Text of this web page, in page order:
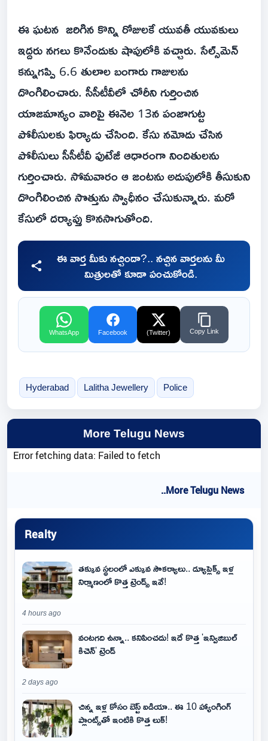
ఈ ఘటన జరిగిన కొన్ని రోజులకే యువతీ యువకులు
ఇద్దరు నగలు కొనేందుకు షాపులోకి వచ్చారు. సేల్స్‌మెన్
కన్నుగప్పి 6.6 తులాల బంగారు గాజులను
దొంగిలించారు. సీసీటీవీలో చోరీని గుర్తించిన
యాజమాన్యం వారిపై ఈనెల 13న పంజాగుట్ట
పోలీసులకు ఫిర్యాదు చేసింది. కేసు నమోదు చేసిన
పోలీసులు సీసీటీవీ ఫుటేజీ ఆధారంగా నిందితులను
గుర్తించారు. సోమవారం ఆ జంటను అదుపులోకి తీసుకుని
దొంగిలించిన సొత్తును స్వాధీనం చేసుకున్నారు. మరో
కేసులో దర్యాప్తు కొనసాగుతోంది.
ఈ వార్త మీకు నచ్చిందా?.. నచ్చిన వార్తలను మీ
మిత్రులతో కూడా పంచుకోండి.
WhatsApp Facebook (Twitter) Copy Link
Hyderabad Lalitha Jewellery Police
More Telugu News
Error fetching data: Failed to fetch
..More Telugu News
Realty
తక్కువ స్థలంలో ఎక్కువ సౌకర్యాలు.. డ్యూప్లెక్స్ ఇళ్ల
నిర్మాణంలో కొత్త ట్రెండ్స్ ఇవే!
4 hours ago
వంటగది ఉన్నా.. కనిపించదు! ఇదే కొత్త 'ఇన్విజిబుల్
కిచెన్' ట్రెండ్
2 days ago
చిన్న ఇళ్ల కోసం బెస్ట్ ఐడియా.. ఈ 10 హ్యాంగింగ్
ప్లాంట్స్‌తో ఇంటికి కొత్త లుక్!